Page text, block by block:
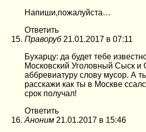
Напиши,пожалуйста…
Ответить
Праворуб 21.01.2017 в 07:11
Бухарцу: да будет тебе
Московский Уголовный Сыск и
аббревиатуру слову мусор. А
расскажи как ты в Москве
срок получал!
Ответить
Аноним 21.01.2017 в 15:46